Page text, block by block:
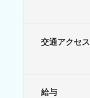
交通アクセス
給与